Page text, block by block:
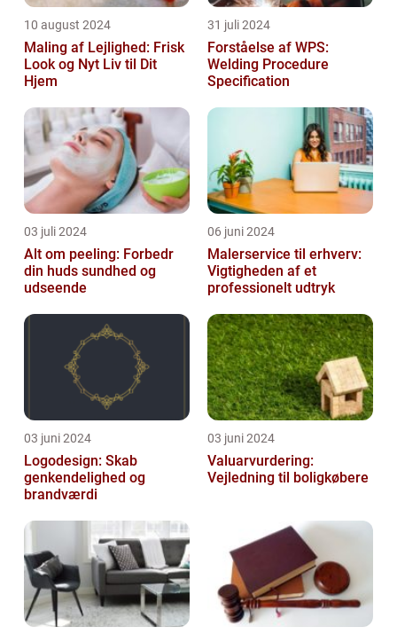
10 august 2024
Maling af Lejlighed: Frisk
Look og Nyt Liv til Dit
Hjem
31 juli 2024
Forståelse af WPS:
Welding Procedure
Specification
03 juli 2024
Alt om peeling: Forbedr
din huds sundhed og
udseende
06 juni 2024
Malerservice til erhverv:
Vigtigheden af et
professionelt udtryk
03 juni 2024
Logodesign: Skab
genkendelighed og
brandværdi
03 juni 2024
Valuarvurdering:
Vejledning til boligkøbere